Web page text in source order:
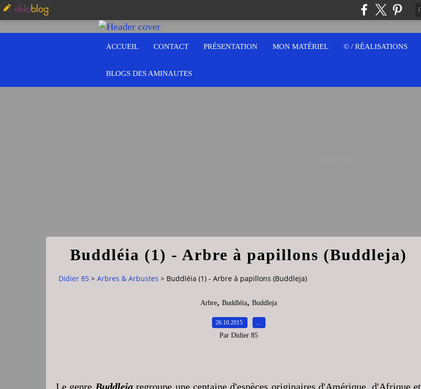
ACCUEIL CONTACT PRÉSENTATION MON MATÉRIEL © / RÉALISATIONS
BLOGS DES AMINAUTES
Buddléia (1) - Arbre à papillons (Buddleja)
Didier 85 > Arbres & Arbustes > Buddléia (1) - Arbre à papillons (Buddleja)
Arbre, Buddléia, Buddleja
26.10.2015
Par Didier 85
Le genre Buddlejaregroupe une centaine d'espèces originaires d'Amérique, d'Afrique et